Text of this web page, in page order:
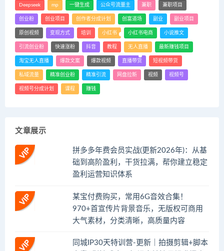
Deepseek mp 一键生成 公众号流量主 兼职 兼职项目
创业粉 创业项目 创作者分成计划 创富道场 副业 副业项目
原创视频 变现方式 培训 小红书 小红书电商 小说推文
引流创业粉 快速涨粉 抖音 教程 无人直播 最新赚钱项目
淘宝无人直播 爆款文案 爆款视频 直播带货 短视频带货
私域流量 精准创业粉 精准引流 网盘拉新 视频 视频号
视频号分成计划 课程 赚钱
文章展示
拼多多年费会员实战(更新2026年)：从基
础到高阶盈利，干货拉满，帮你建立稳定
盈利运营知识体系
某宝付费购买，常用6G音效合集！
970+首宣传片背景音乐，无版权可商用
大气素材，分类清晰，高质量内容
同城IP30天特训营-更新｜拍摄剪辑+脚本